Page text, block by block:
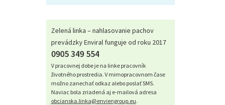
Zelená linka – nahlasovanie pachov
prevádzky Enviral funguje od roku 2017
0905 349 554
V pracovnej dobe je na linke pracovník
životného prostredia. V mimopracovnom čase
možno zanechať odkaz alebo poslať SMS.
Naviac bola zriadená aj e-mailová adresa
obcianska.linka@enviengroup.eu.